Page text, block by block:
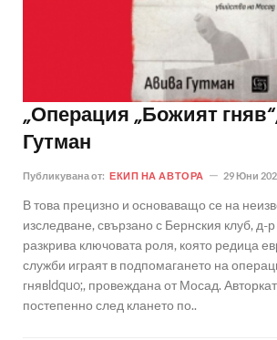
„Операция „Божият
Гутман
Публикувана от: ЕКИП НА АВТОРА 29 Юни
В това прецизно и основаващо се на
изследване, свързано с Бернския клуб, д-
разкрива ключовата роля, която редица
служби играят в подпомагането на
гнявldquo;, провеждана от Мосад.
постепенно след клането по..